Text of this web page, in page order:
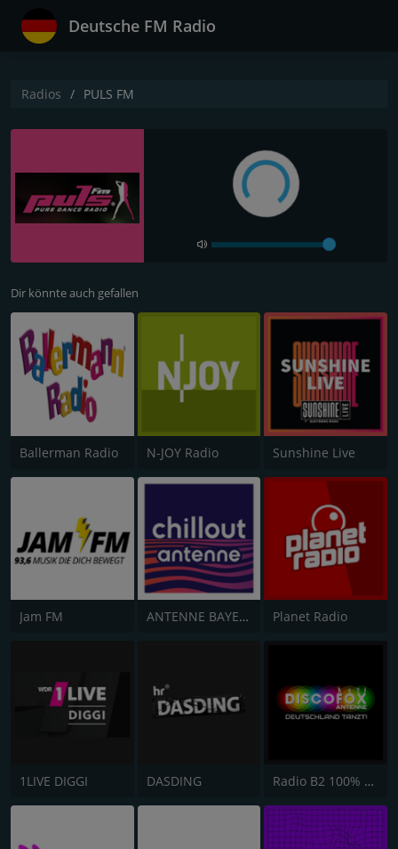
Deutsche FM Radio
Radios PULS FM
Dir könnte auch gefallen
Ballerman Radio N-JOY Radio Sunshine Live
Jam FM ANTENNE BAYERN Chillout Planet Radio
1LIVE DIGGI DASDING Radio B2 100% SchlagerMIXX